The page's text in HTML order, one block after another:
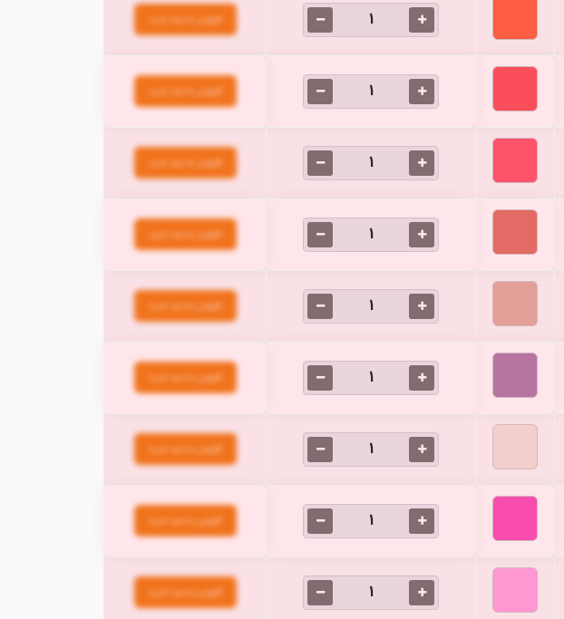
افزودن به سبد خرید
افزودن به سبد خرید
افزودن به سبد خرید
افزودن به سبد خرید
افزودن به سبد خرید
افزودن به سبد خرید
افزودن به سبد خرید
افزودن به سبد خرید
افزودن به سبد خرید